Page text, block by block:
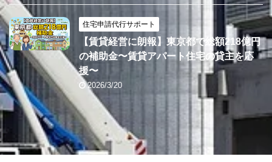
住宅申請代行サポート
【賃貸経営に朗報】東京都で総額218億円
の補助金〜賃貸アパート住宅の貸主を応
援〜
2026/3/20